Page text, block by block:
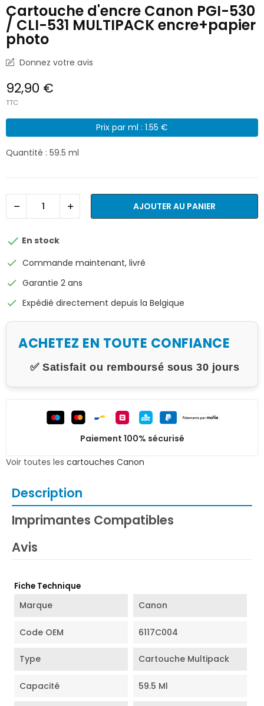
Cartouche d'encre Canon PGI-530
/ CLI-531 MULTIPACK encre+papier
photo
Donnez votre avis
92,90 €
TTC
Prix par ml : 1.55 €
Quantité : 59.5 ml
AJOUTER AU PANIER
 En stock
check Commande maintenant, livré
check Garantie 2 ans
check Expédié directement depuis la Belgique
ACHETEZ EN TOUTE CONFIANCE
✅ Satisfait ou remboursé sous 30 jours
Paiement 100% sécurisé
Voir toutes les cartouches Canon
Description
Imprimantes Compatibles
Avis
Fiche Technique
Marque Canon
Code OEM 6117C004
Type Cartouche Multipack
Capacité 59.5 Ml